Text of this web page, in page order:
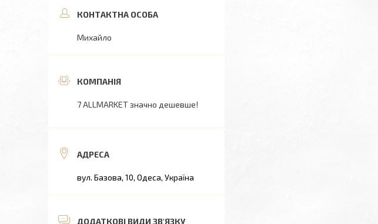
Михайло
7 ALLMARKET значно дешевше!
вул. Базова, 10, Одеса, Україна